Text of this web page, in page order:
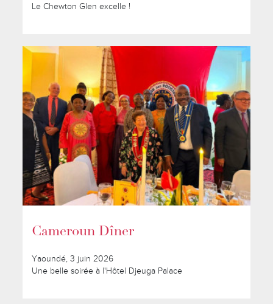
Le Chewton Glen excelle !
Cameroun Dîner
Yaoundé, 3 juin 2026
Une belle soirée à l'Hôtel Djeuga Palace